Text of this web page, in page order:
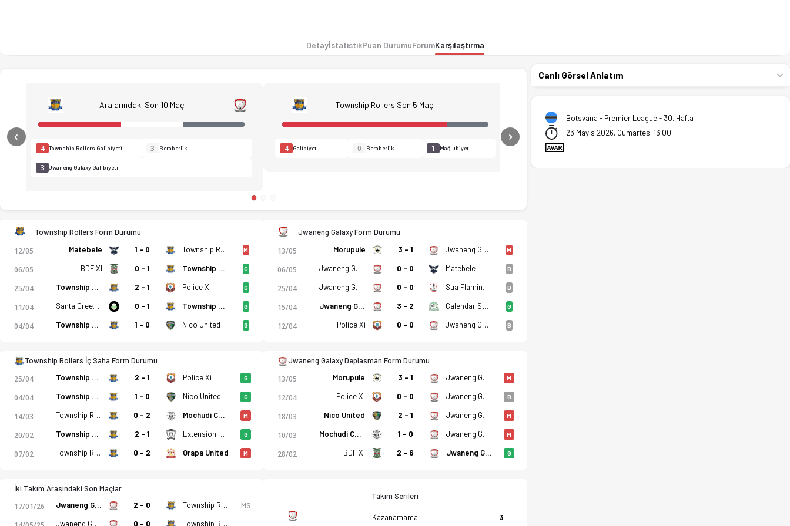
Township Rollers - Jwaneng Galaxy 1-4 bitti. Gol anları, kadro, istatistikler, puan durumu ve iddaa oranları Ofsayt'ta. (23.05.2026)
DetayİstatistikPuan DurumuForumKarşılaştırma
Aralarındaki Son 10 Maç
4 Township Rollers Galibiyeti 3 Beraberlik
3 Jwaneng Galaxy Galibiyeti
Township Rollers Son 5 Maçı
4 Galibiyet 0 Beraberlik 1 Mağlubiyet
Previous Next
Township Rollers Form Durumu
12/05 Matebele 1 - 0 Township Rollers M
06/05 BDF XI 0 - 1 Township Rollers G
25/04 Township Rollers 2 - 1 Police Xi G
11/04 Santa Green FC 0 - 1 Township Rollers G
04/04 Township Rollers 1 - 0 Nico United G
Jwaneng Galaxy Form Durumu
13/05 Morupule 3 - 1 Jwaneng Galaxy M
06/05 Jwaneng Galaxy 0 - 0 Matebele B
25/04 Jwaneng Galaxy 0 - 0 Sua Flamingoes B
15/04 Jwaneng Galaxy 3 - 2 Calendar Stars G
12/04 Police Xi 0 - 0 Jwaneng Galaxy B
Township Rollers İç Saha Form Durumu
25/04 Township Rollers 2 - 1 Police Xi G
04/04 Township Rollers 1 - 0 Nico United G
14/03 Township Rollers 0 - 2 Mochudi Centre Chiefs M
20/02 Township Rollers 2 - 1 Extension Gunners G
07/02 Township Rollers 0 - 2 Orapa United M
Jwaneng Galaxy Deplasman Form Durumu
13/05 Morupule 3 - 1 Jwaneng Galaxy M
12/04 Police Xi 0 - 0 Jwaneng Galaxy B
18/03 Nico United 2 - 1 Jwaneng Galaxy M
10/03 Mochudi Centre Chiefs 1 - 0 Jwaneng Galaxy M
28/02 BDF XI 2 - 6 Jwaneng Galaxy G
İki Takım Arasındaki Son Maçlar
17/01/26 Jwaneng Galaxy 2 - 0 Township Rollers MS
Jwaneng Galaxy 0 - 0 Township Rollers
Takım Serileri
Kazanamama 3
Canlı Görsel Anlatım
Botsvana - Premier League - 30. Hafta
23 Mayıs 2026, Cumartesi 13:00